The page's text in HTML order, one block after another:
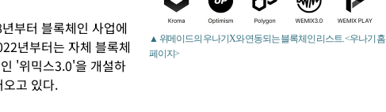
▲ 위메이드의 우나기X와 연동되는 블록체인 리스트. <우나기 홈
페이지>
부터 블록체인 사업에
년부터는 자체 블록체
'위믹스3.0'을 개설하
고 있다.